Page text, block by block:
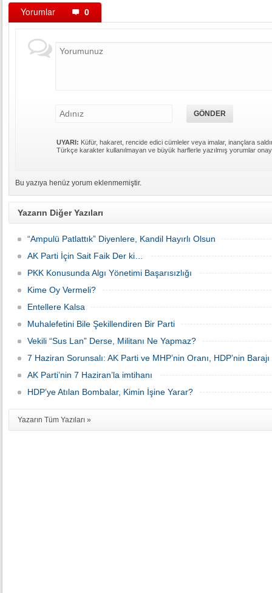
Yorumlar 0
UYARI: Küfür, hakaret, rencide edici cümleler veya imalar, inançlara
Türkçe karakter kullanılmayan ve büyük harflerle yazılmış yorumlar
Bu yazıya henüz yorum eklenmemiştir.
Yazarın Diğer Yazıları
“Ampulü Patlattık” Diyenlere, Kandil Hayırlı Olsun
AK Parti İçin Sait Faik Der ki…
PKK Konusunda Algı Yönetimi Başarısızlığı
Kime Oy Vermeli?
Entellere Kalsa
Muhalefetini Bile Şekillendiren Bir Parti
Vekili “Sus Lan” Derse, Militanı Ne Yapmaz?
7 Haziran Sorunsalı: AK Parti ve MHP’nin Oranı, HDP’nin Barajı
AK Parti’nin 7 Haziran’la imtihanı
HDP’ye Atılan Bombalar, Kimin İşine Yarar?
Yazarın Tüm Yazıları »